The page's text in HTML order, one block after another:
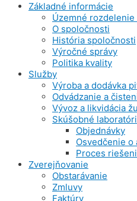
Základné informácie
Územné
O spoločnosti
História spoločnosti
Výročné správy
Politika kvality
Služby
Výroba a dodávka
Odvádzanie a
Vývoz a likvidácia
Skúšobné
Objednávky
Osvedčenie o
Proces
Zverejňovanie
Obstarávanie
Zmluvy
Faktúry